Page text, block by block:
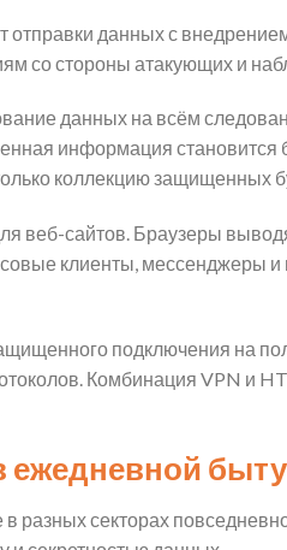
данных с
со стороны атакующих и
данных на всём
информация
коллекцию защищенных
веб-сайтов. Браузеры
клиенты, мессенджеры и
подключения на
Комбинация VPN и
ежедневной быту
разных секторах